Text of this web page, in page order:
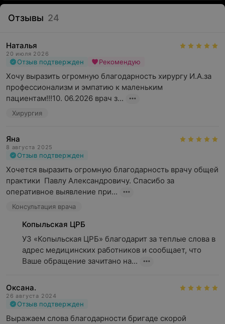
Отзывы 24
Наталья
20 июля 2026
Отзыв подтвержден Рекомендую
Хочу выразить огромную благодарность хирургу И.А.за
профессионализм и эмпатию к маленьким
пациентам!!!10. 06.2026 врач з...
Хирургия
Яна
8 августа 2025
Отзыв подтвержден
Хочется выразить огромную благодарность врачу общей
практики  Павлу Александровичу. Спасибо за
оперативное выявление при...
Консультация врача
Копыльская ЦРБ
УЗ «Копыльская ЦРБ» благодарит за теплые слова в
адрес медицинских работников и сообщает, что
Ваше обращение зачитано на...
Оксана.
26 августа 2024
Отзыв подтвержден
Выражаем слова благодарности бригаде скорой